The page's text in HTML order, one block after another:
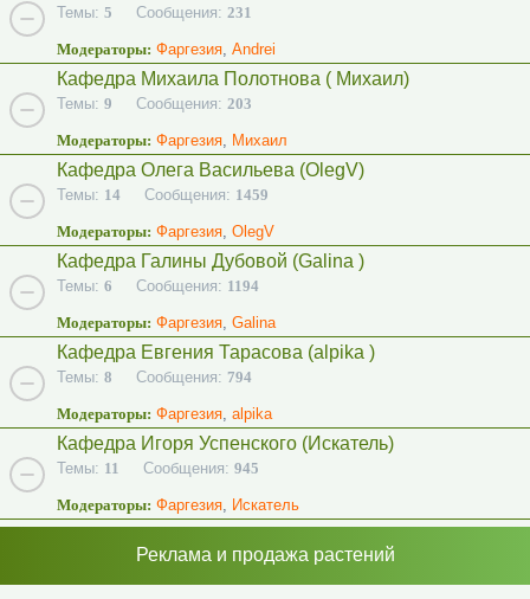
Темы: 5 Сообщения: 231
Модераторы: Фаргезия, Andrei
Кафедра Михаила Полотнова ( Михаил)
Темы: 9 Сообщения: 203
Модераторы: Фаргезия, Михаил
Кафедра Олега Васильева (OlegV)
Темы: 14 Сообщения: 1459
Модераторы: Фаргезия, OlegV
Кафедра Галины Дубовой (Galina )
Темы: 6 Сообщения: 1194
Модераторы: Фаргезия, Galina
Кафедра Евгения Тарасова (alpika )
Темы: 8 Сообщения: 794
Модераторы: Фаргезия, alpika
Кафедра Игоря Успенского (Искатель)
Темы: 11 Сообщения: 945
Модераторы: Фаргезия, Искатель
Реклама и продажа растений